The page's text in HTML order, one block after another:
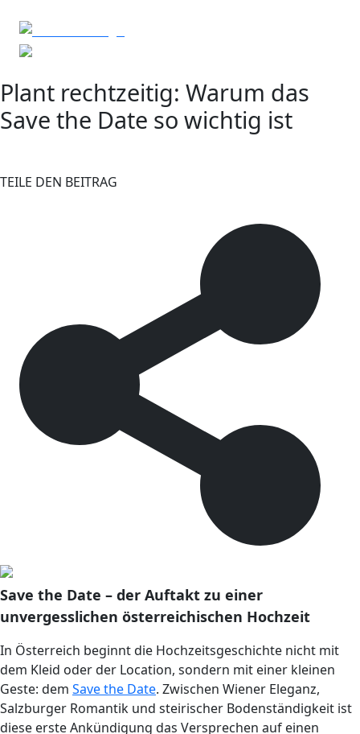
Plant rechtzeitig: Warum das
Save the Date so wichtig ist
TEILE DEN BEITRAG
Save the Date – der Auftakt zu einer
unvergesslichen österreichischen Hochzeit
In Österreich beginnt die Hochzeitsgeschichte nicht mit
dem Kleid oder der Location, sondern mit einer kleinen
Geste: dem Save the Date. Zwischen Wiener Eleganz,
Salzburger Romantik und steirischer Bodenständigkeit ist
diese erste Ankündigung das Versprechen auf einen